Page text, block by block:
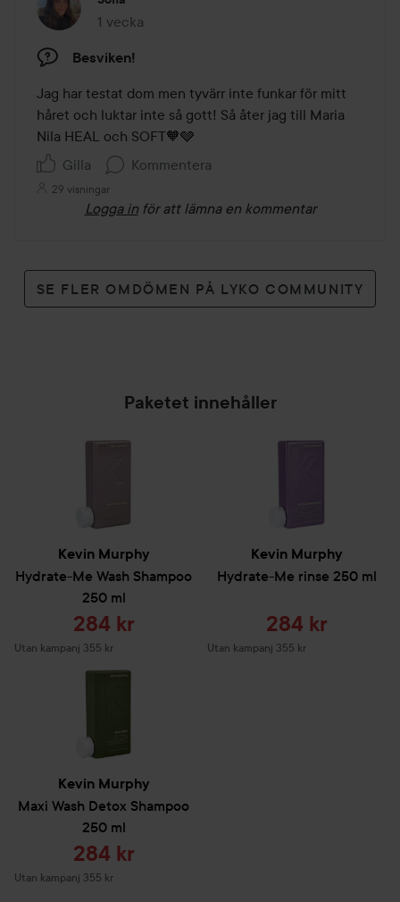
1 vecka
Inlägget skapades 1 vecka
Besviken!
Jag har testat dom men tyvärr inte funkar för mitt
håret och luktar inte så gott! Så åter jag till Maria
Nila HEAL och SOFT🧡🩶
Gilla
Kommentera
29 visningar
Logga in för att lämna en kommentar
SE FLER OMDÖMEN PÅ LYKO COMMUNITY
Paketet innehåller
Kevin Murphy
Hydrate-Me Wash Shampoo
250 ml
Reapris
284 kr
Utan kampanj 355 kr
Kevin Murphy
Hydrate-Me rinse 250 ml
Reapris
284 kr
Utan kampanj 355 kr
Kevin Murphy
Maxi Wash Detox Shampoo
250 ml
Reapris
284 kr
Utan kampanj 355 kr